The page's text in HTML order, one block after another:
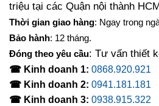
triệu tại các Quận nội thành
Thời gian giao hàng: Ngay trong
Bảo hành: 12 tháng.
Đóng theo yêu cầu: Tư vấn thiết
☎ Kinh doanh 1: 0868.920.921
☎ Kinh doanh 2: 0941.181.181
☎ Kinh doanh 3: 0938.915.322